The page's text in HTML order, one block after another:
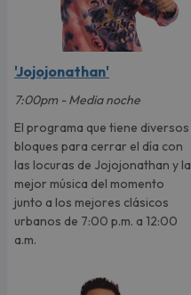
'Jojojonathan'
7:00pm - Media noche
El programa que tiene diversos
bloques para cerrar el día con
las locuras de Jojojonathan y la
mejor música del momento
junto a los mejores clásicos
urbanos de 7:00 p.m. a 12:00
a.m.